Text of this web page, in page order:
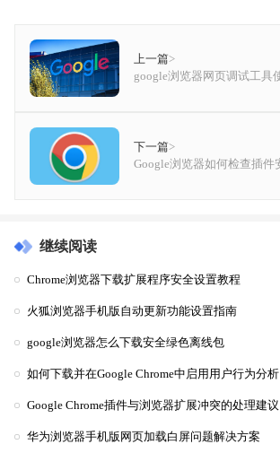
上一篇>
google浏览器网页调试工具
下一篇>
Google浏览器如何检查插件
继续阅读
Chrome浏览器下载扩展程序安全设置教程
火狐浏览器手机版自动更新功能设置指南
google浏览器怎么下载安全绿色离线包
如何下载并在Google Chrome中启用用户行为分析
Google Chrome插件与浏览器扩展冲突的处理建议
华为浏览器手机版网页加载白屏问题解决方案